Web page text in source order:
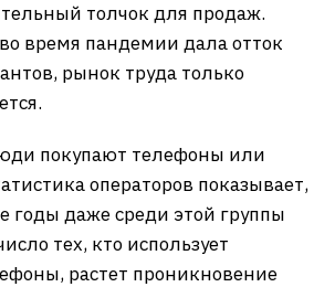
толчок для продаж.
время пандемии дала отток
рынок труда только
покупают телефоны или
операторов показывает,
годы даже среди этой группы
тех, кто использует
растет проникновение